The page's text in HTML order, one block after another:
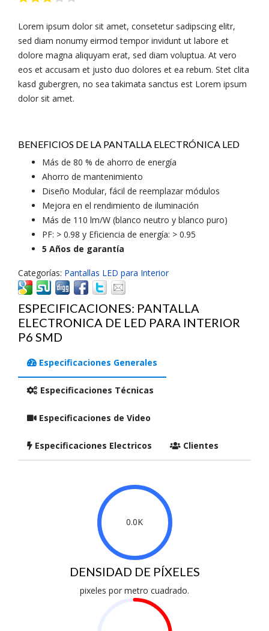
Lorem ipsum dolor sit amet, consetetur sadipscing elitr,
sed diam nonumy eirmod tempor invidunt ut labore et
dolore magna aliquyam erat, sed diam voluptua. At vero
eos et accusam et justo duo dolores et ea rebum. Stet clita
kasd gubergren, no sea takimata sanctus est Lorem ipsum
dolor sit amet.
BENEFICIOS DE LA PANTALLA ELECTRÓNICA LED
Más de 80 % de ahorro de energía
Ahorro de mantenimiento
Diseño Modular, fácil de reemplazar módulos
Mejora en el rendimiento de iluminación
Más de 110 lm/W (blanco neutro y blanco puro)
PF: > 0.98 y Eficiencia de energía: > 0.95
5 Años de garantía
Categorías: Pantallas LED para Interior
ESPECIFICACIONES: PANTALLA
ELECTRONICA DE LED PARA INTERIOR
P6 SMD
Especificaciones Generales
Especificaciones Técnicas
Especificaciones de Video
Especificaciones Electricos Clientes
0.0K
DENSIDAD DE PÍXELES
pixeles por metro cuadrado.